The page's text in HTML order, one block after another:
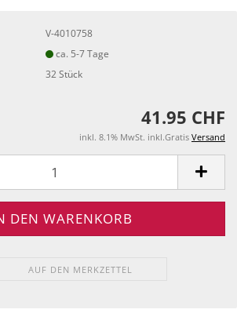
V-4010758
ca. 5-7 Tage
32Stück
41.95 CHF
inkl. 8.1% MwSt. inkl.Gratis Versand
AUF DEN MERKZETTEL